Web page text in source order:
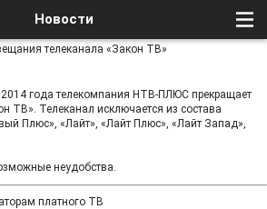
Новости
телеканала «Закон ТВ»
года телекомпания НТВ-ПЛЮС прекращает
ТВ». Телеканал исключается из состава
Плюс», «Лайт», «Лайт Плюс», «Лайт Запад»,
неудобства.
платного ТВ